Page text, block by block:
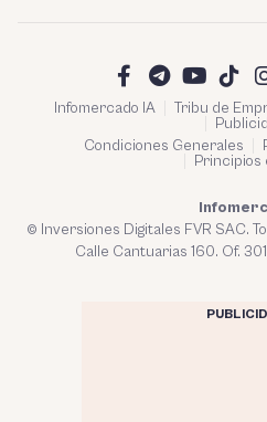
Infomercado IA Tribu de
Condiciones Generales
Principios
© Inversiones Digitales FVR SAC.
Calle Cantuarias 160. Of.